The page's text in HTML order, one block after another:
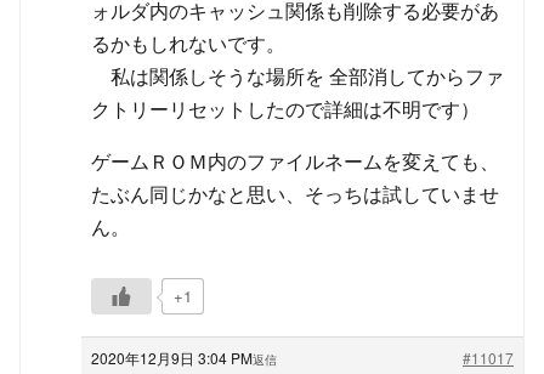
ォルダ内のキャッシュ関係も削除する必要があ
るかもしれないです。
私は関係しそうな場所を 全部消してからファ
クトリーリセットしたので詳細は不明です）
ゲームＲＯＭ内のファイルネームを変えても、
たぶん同じかなと思い、そっちは試していませ
ん。
+1
2020年12月9日 3:04 PM #11017
返信